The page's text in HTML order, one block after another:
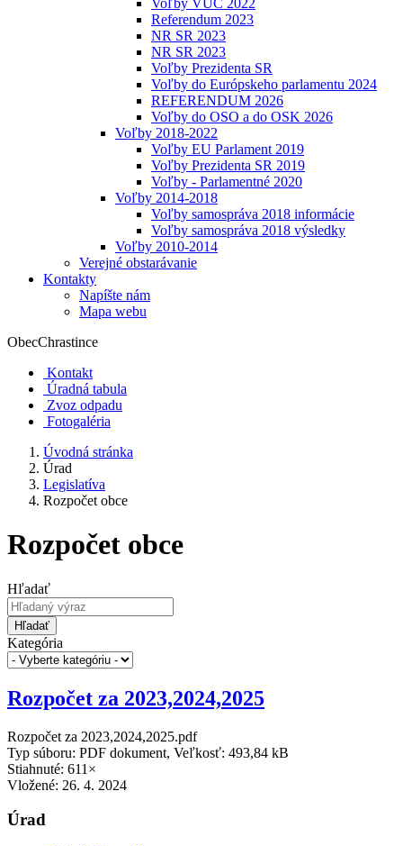
Voľby VÚC 2022
Referendum 2023
NR SR 2023
NR SR 2023
Voľby Prezidenta SR
Voľby do Európskeho parlamentu 2024
REFERENDUM 2026
Voľby do OSO a do OSK 2026
Voľby 2018-2022
Voľby EU Parlament 2019
Voľby Prezidenta SR 2019
Voľby - Parlamentné 2020
Voľby 2014-2018
Voľby samospráva 2018 informácie
Voľby samospráva 2018 výsledky
Voľby 2010-2014
Verejné obstarávanie
Kontakty
Napíšte nám
Mapa webu
ObecChrastince
Kontakt
Úradná tabula
Zvoz odpadu
Fotogaléria
Úvodná stránka
Úrad
Legislatíva
Rozpočet obce
Rozpočet obce
Hľadať
Hľadať
Kategória
Rozpočet za 2023,2024,2025
Rozpočet za 2023,2024,2025.pdf
Typ súboru: PDF dokument, Veľkosť: 493,84 kB
Stiahnuté: 611×
Vložené: 26. 4. 2024
Úrad